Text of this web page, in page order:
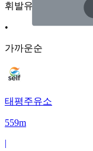
휘발유
•
가까운순
태평주유소
559m
|